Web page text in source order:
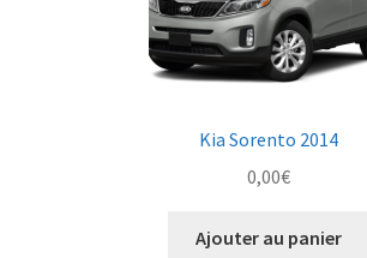
Kia Sorento 2014
0,00€
Ajouter au panier